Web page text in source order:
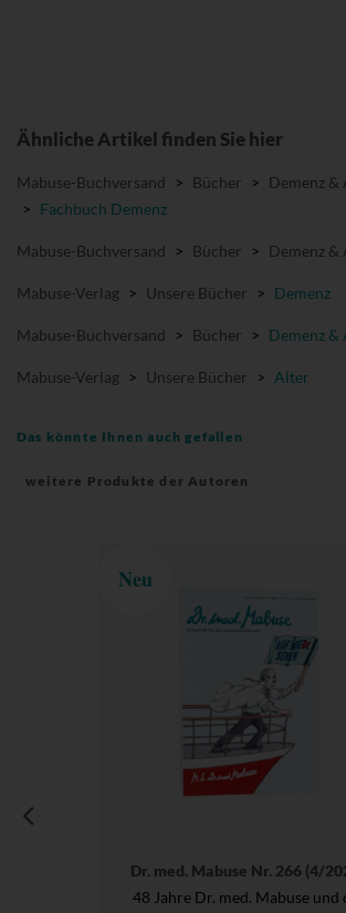
Ähnliche Artikel finden Sie hier
Mabuse-Buchversand > Bücher > Demenz &
> Fachbuch Demenz
Mabuse-Buchversand > Bücher > Demenz &
Mabuse-Verlag > Unsere Bücher > Demenz
Mabuse-Buchversand > Bücher > Demenz &
Mabuse-Verlag > Unsere Bücher > Alter
Das könnte Ihnen auch gefallen
weitere Produkte der Autoren
Neu
Dr. med. Mabuse Nr. 266 (4/
48 Jahre Dr. med. Mabuse und